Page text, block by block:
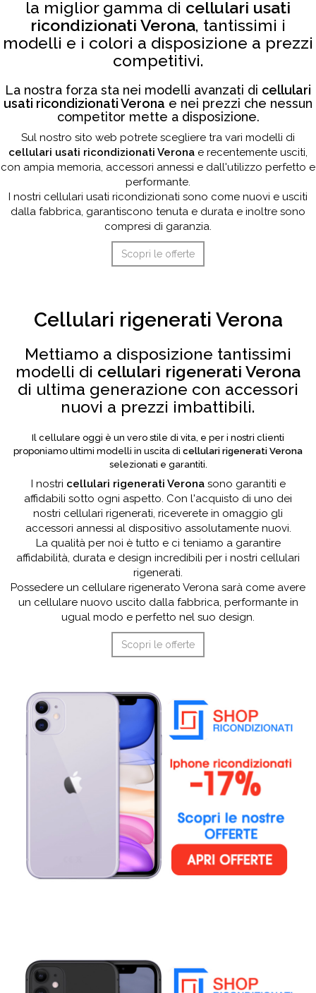
la miglior gamma di cellulari usati
ricondizionati Verona, tantissimi i
modelli e i colori a disposizione a prezzi
competitivi.
La nostra forza sta nei modelli avanzati di cellulari
usati ricondizionati Verona e nei prezzi che nessun
competitor mette a disposizione.
Sul nostro sito web potrete scegliere tra vari modelli di
cellulari usati ricondizionati Verona e recentemente usciti,
con ampia memoria, accessori annessi e dall'utilizzo perfetto e
performante.
I nostri cellulari usati ricondizionati sono come nuovi e usciti
dalla fabbrica, garantiscono tenuta e durata e inoltre sono
compresi di garanzia.
Scopri le offerte
Cellulari rigenerati Verona
Mettiamo a disposizione tantissimi
modelli di cellulari rigenerati Verona
di ultima generazione con accessori
nuovi a prezzi imbattibili.
Il cellulare oggi è un vero stile di vita, e per i nostri clienti
proponiamo ultimi modelli in uscita di cellulari rigenerati Verona
selezionati e garantiti.
I nostri cellulari rigenerati Veronasono garantiti e
affidabili sotto ogni aspetto. Con l'acquisto di uno dei
nostri cellulari rigenerati, riceverete in omaggio gli
accessori annessi al dispositivo assolutamente nuovi.
La qualità per noi è tutto e ci teniamo a garantire
affidabilità, durata e design incredibili per i nostri cellulari
rigenerati.
Possedere un cellulare rigenerato Verona sarà come avere
un cellulare nuovo uscito dalla fabbrica, performante in
ugual modo e perfetto nel suo design.
Scopri le offerte